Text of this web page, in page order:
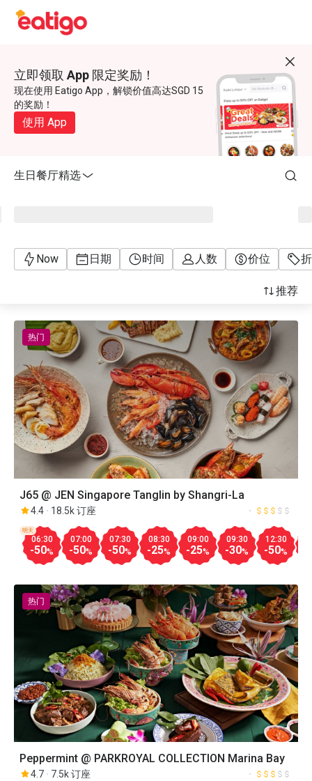
立即领取 App 限定奖励！
现在使用 Eatigo App，解锁价值高达SGD 15
的奖励！
使用 App
生日餐厅精选
Now 日期 时间 人数 价位
推荐
J65 @ JEN Singapore Tanglin by Shangri-La
4.4 18.5k 订座
06:30
-50%
明天
07:00
-50%
07:30
-50%
08:30
-25%
09:00
-25%
09:30
-30%
12:30
-50%
热门
Peppermint @ PARKROYAL COLLECTION Marina Bay
4.7 7.5k 订座
热门